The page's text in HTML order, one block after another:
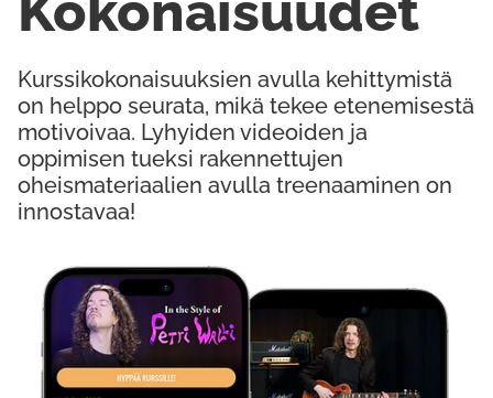
Kurssikokonaisuuksien avulla kehittymistä
on helppo seurata, mikä tekee etenemisestä
motivoivaa. Lyhyiden videoiden ja
oppimisen tueksi rakennettujen
oheismateriaalien avulla treenaaminen on
innostavaa!